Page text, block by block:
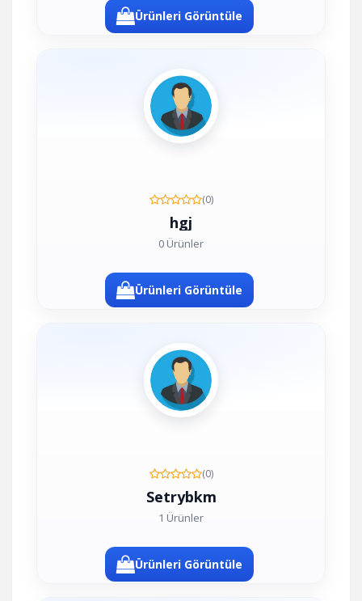
Ürünleri Görüntüle
(0)
hgj
0 Ürünler
Ürünleri Görüntüle
(0)
Setrybkm
1 Ürünler
Ürünleri Görüntüle